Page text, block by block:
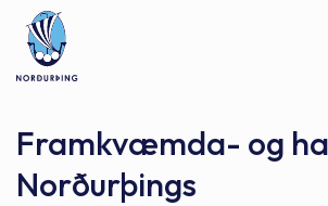
Framkvæmda- og
Norðurþings